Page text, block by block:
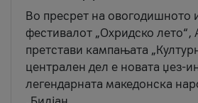
Во пресрет на овогодишното
фестивалот „Охридско лето“,
претстави кампањата
централен дел е новата џез-
легендарната македонска